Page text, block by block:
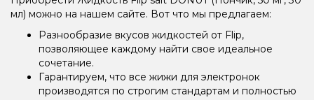
мл) можно на нашем сайте. Вот что мы предлагаем:
Разнообразие вкусов жидкостей от Flip,
позволяющее каждому найти свое идеальное
сочетание.
Гарантируем, что все жижи для электронок
производятся по строгим стандартам и полностью